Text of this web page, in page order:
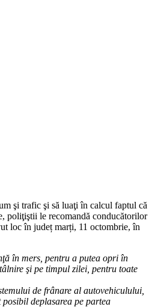
şi trafic şi să luaţi în calcul faptul că
poliţiştii le recomandă conducătorilor
loc în județ marți, 11 octombrie, în
în mers, pentru a putea opri în
şi pe timpul zilei, pentru toate
de frânare al autovehiculului,
deplasarea pe partea